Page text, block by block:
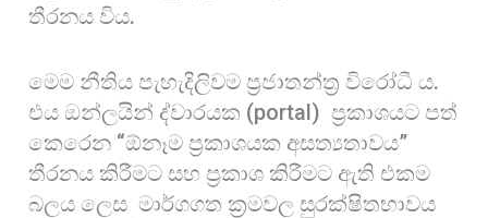
තීරනය විය.
මෙම නීතිය පැහැදිලිවම ප්‍රජාතන්ත්‍ර විරෝධී ය.
එය ඔන්ලයින් ද්වාරයක (portal) ප්‍රකාශයට පත්
කෙරෙන “ඕනෑම ප්‍රකාශයක අසත්‍යතාවය”
තීරනය කිරීමට සහ ප්‍රකාශ කිරීමට ඇති එකම
බලය ලෙස මාර්ගගත ක්‍රමවල සුරක්ෂිතභාවය